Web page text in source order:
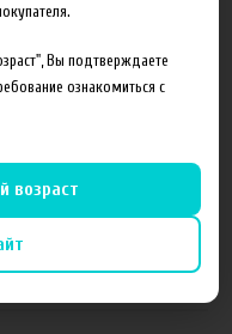
Отзывы
Вы подтверждаете
ознакомиться с
возраст